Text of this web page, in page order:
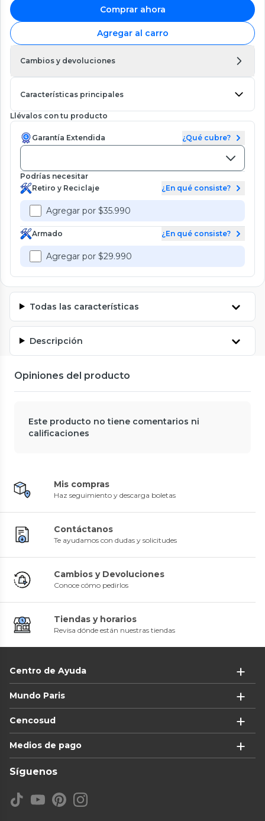
Comprar ahora
Agregar al carro
Cambios y devoluciones
Características principales
Llévalos con tu producto
Garantía Extendida ¿Qué cubre?
Podrías necesitar
Retiro y Reciclaje
¿En qué consiste?
Agregar por $35.990
Armado ¿En qué consiste?
Agregar por $29.990
Todas las características
Descripción
Opiniones del producto
Este producto no tiene comentarios ni
calificaciones
Mis compras
Haz seguimiento y descarga boletas
Contáctanos
Te ayudamos con dudas y solicitudes
Cambios y Devoluciones
Conoce cómo pedirlos
Tiendas y horarios
Revisa dónde están nuestras tiendas
Centro de Ayuda
Mundo Paris
Cencosud
Medios de pago
Síguenos